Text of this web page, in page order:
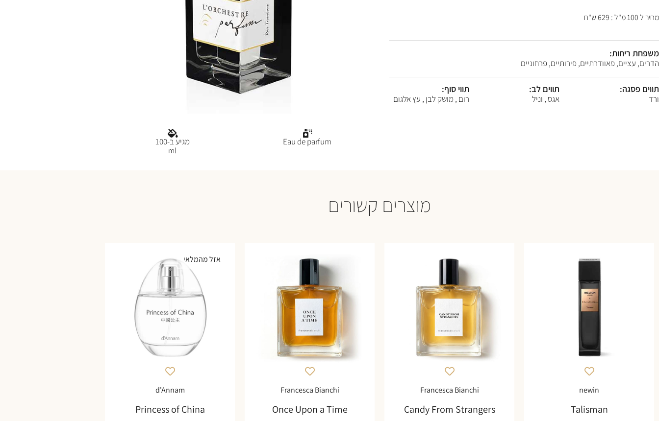
נְגִישׁוּת.
מחיר ל 100 מ"ל : 629 ש"ח
משפחת ריחות:
הדרים, עציים, פאוודרתיים, פירותיים, פרחוניים
תווים פסגה:
ורד
תווים לב:
אגס , וניל
תווי סוף:
רום , מושק לבן , עץ אלגום
Eau de parfum מגיע ב-100
ml
מוצרים קשורים
newin
Talisman
Francesca Bianchi
Candy From Strangers
Francesca Bianchi
Once Upon a Time
אזל מהמלאי
d'Annam
Princess of China